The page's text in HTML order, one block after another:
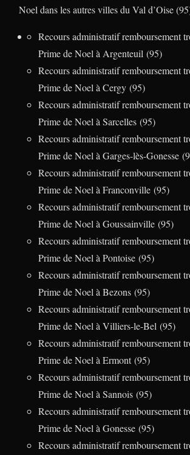
Noel dans les autres villes du Val d’Oise
Recours administratif remboursement
Prime de Noel à Argenteuil (95)
Recours administratif remboursement
Prime de Noel à Cergy (95)
Recours administratif remboursement
Prime de Noel à Sarcelles (95)
Recours administratif remboursement
Prime de Noel à Garges-lès-Gonesse
Recours administratif remboursement
Prime de Noel à Franconville (95)
Recours administratif remboursement
Prime de Noel à Goussainville (95)
Recours administratif remboursement
Prime de Noel à Pontoise (95)
Recours administratif remboursement
Prime de Noel à Bezons (95)
Recours administratif remboursement
Prime de Noel à Villiers-le-Bel (95)
Recours administratif remboursement
Prime de Noel à Ermont (95)
Recours administratif remboursement
Prime de Noel à Sannois (95)
Recours administratif remboursement
Prime de Noel à Gonesse (95)
Recours administratif remboursement